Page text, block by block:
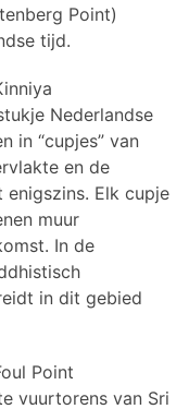
Point)
tijd.
Nederlandse
in “cupjes” van
en de
Elk cupje
muur
In de
in dit gebied
Point
vuurtorens van Sri